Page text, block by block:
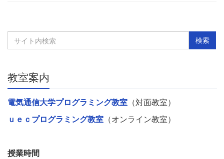
教室案内
電気通信大学プログラミング教室 （対面教室）
ｕｅｃプログラミング教室 （オンライン教室）
授業時間